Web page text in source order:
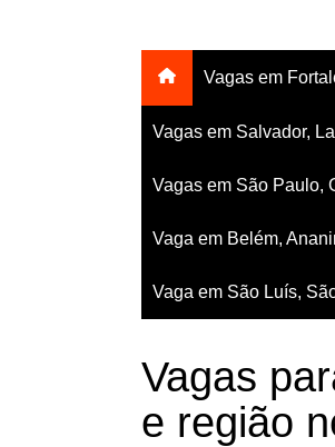
Vagas em
Vagas em Salvador,
Vagas em São Paulo,
Vaga em Belém,
Vaga em São Luís,
Vagas
e região